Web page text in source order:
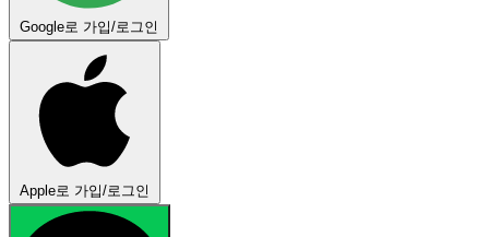
Google로 가입/로그인
Apple로 가입/로그인